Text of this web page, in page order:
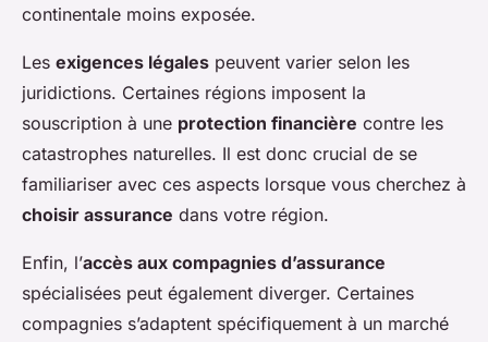
continentale moins exposée.
Les exigences légales peuvent varier selon les
juridictions. Certaines régions imposent la
souscription à une protection financière contre les
catastrophes naturelles. Il est donc crucial de se
familiariser avec ces aspects lorsque vous cherchez à
choisir assurance dans votre région.
Enfin, l’accès aux compagnies d’assurance
spécialisées peut également diverger. Certaines
compagnies s’adaptent spécifiquement à un marché